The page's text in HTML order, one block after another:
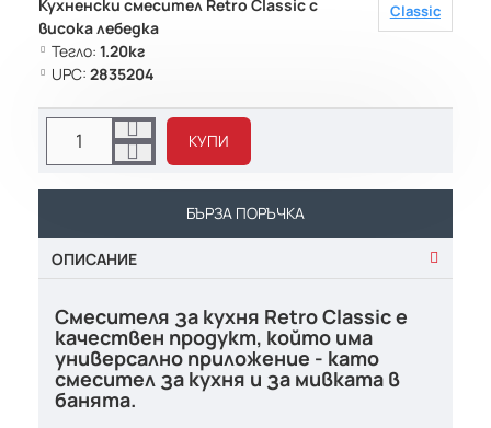
Кухненски смесител Retro Classic с
висока лебедка
Тегло: 1.20кг
UPC: 2835204
Classic
КУПИ
БЪРЗА ПОРЪЧКА
ОПИСАНИЕ
Смесителя за кухня Retro Classic е
качествен продукт, който има
универсално приложение - като
смесител за кухня и за мивката в
банята.